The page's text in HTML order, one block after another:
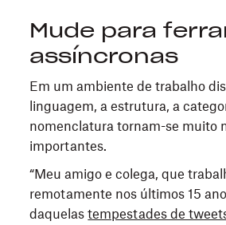
Mude para
assíncronas
Em um ambiente de trabalho
linguagem, a estrutura, a
nomenclatura tornam-se muito
importantes.
“Meu amigo e colega, que
remotamente nos últimos 15
daquelastempestades de